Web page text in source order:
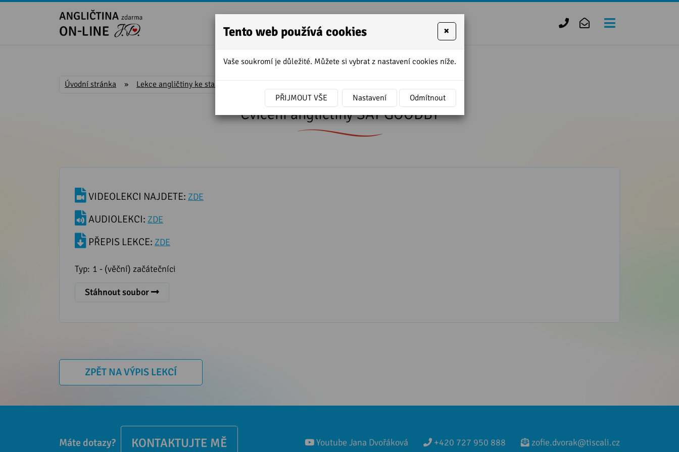
727
Úvodní stránka » Lekce angličtiny ke stažení
Cvičení angličtiny SAY GOODBY
VIDEOLEKCI NAJDETE: ZDE
AUDIOLEKCI: ZDE
PŘEPIS LEKCE: ZDE
Typ: 1 - (věční) začátečníci
Stáhnout soubor
ZPĚT NA VÝPIS LEKCÍ
Máte dotazy? KONTAKTUJTE MĚ Youtube Jana Dvořáková +420 727 950 888 zofie.dvorak@tiscali.cz
Tento web používá cookies ×
Vaše soukromí je důležité. Můžete si vybrat z nastavení cookies níže.
PŘIJMOUT VŠE Nastavení Odmítnout